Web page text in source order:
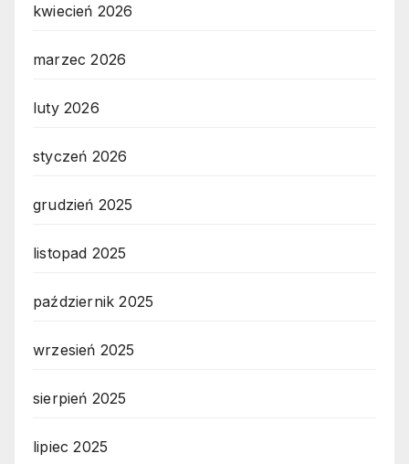
kwiecień 2026
marzec 2026
luty 2026
styczeń 2026
grudzień 2025
listopad 2025
październik 2025
wrzesień 2025
sierpień 2025
lipiec 2025